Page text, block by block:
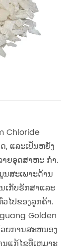
Chloride
, ແລະເປັນຫຍັງ
ຍອຸດສາຫະ ກຳ.
ສະເພາະດ້ານ
ເກັບຮັກສາແລະ
ໄປຂອງລູກຄ້າ.
Golden
ຍການສະຫນອງ
ແກ້ໄຂທີ່ເຫມາະ